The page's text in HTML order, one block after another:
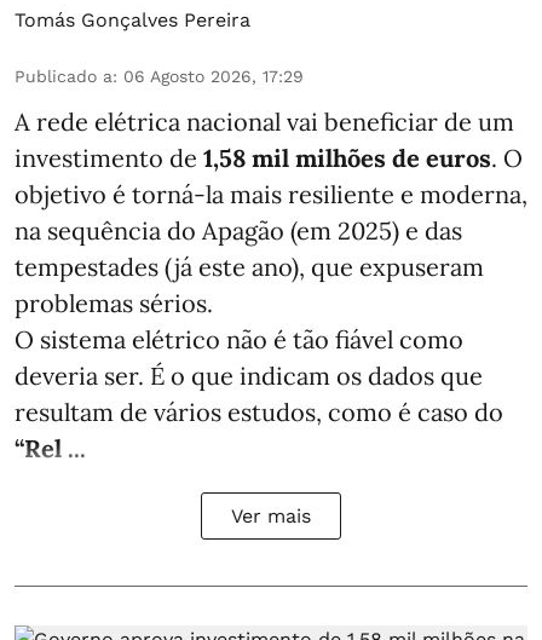
Tomás Gonçalves Pereira
Publicado a: 06 Agosto 2026, 17:29
A rede elétrica nacional vai beneficiar de um
investimento de 1,58 mil milhões de euros. O
objetivo é torná-la mais resiliente e moderna,
na sequência do Apagão (em 2025) e das
tempestades (já este ano), que expuseram
problemas sérios.
O sistema elétrico não é tão fiável como
deveria ser. É o que indicam os dados que
resultam de vários estudos, como é caso do
“Rel ...
Ver mais